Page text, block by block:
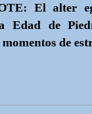
El alter
Edad de
de